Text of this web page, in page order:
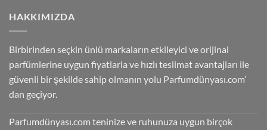
HAKKIMIZDA
Birbirinden seçkin ünlü markaların etkileyici ve orijinal
parfümlerine uygun fiyatlarla ve hızlı teslimat avantajları ile
güvenli bir şekilde sahip olmanın yolu Parfumdünyası.com’
dan geçiyor.
Parfumdünyası.com teninize ve ruhunuza uygun birçok